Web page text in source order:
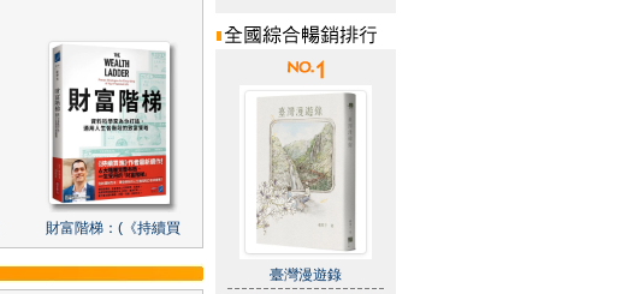
財富階梯：(《持續買
臺灣漫遊錄